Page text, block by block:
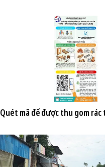
Quét mã để được thu gom rác